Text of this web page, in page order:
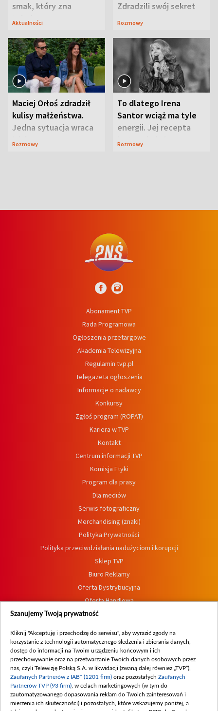
smak, który zna
Lubelszczyzna
Aktualności
Zdradzili swój sekret
Rozmowy
Maciej Orłoś zdradził
kulisy małżeństwa.
Jedna sytuacja wraca
jak bumerang
Rozmowy
To dlatego Irena
Santor wciąż ma tyle
energii. Jej recepta
jest zaskakująco
Rozmowy
Abonament TVP
Rada Programowa
Ogłoszenia przetargowe
Akademia Telewizyjna
Regulamin tvp.pl
Telegazeta ogłoszenia
Informacje o nadawcy
Konkursy
Zgłoś program (ROPAT)
Kariera w TVP
Kontakt
Centrum informacji TVP
Komisja Etyki
Program dla prasy
Dla mediów
Serwis fotograficzny
Merchandising (znaki)
Polityka Prywatności
Polityka przeciwdziałania nadużyciom i korupcji
Sklep TVP
Biuro Reklamy
Oferta Dystrybucyjna
Oferta Handlowa
Dostępność
Procedura zgłoszeń wewnętrznych
Szanujemy Twoją prywatność
Kliknij "Akceptuję i przechodzę do serwisu", aby wyrazić zgody na
korzystanie z technologii automatycznego śledzenia i zbierania danych,
dostęp do informacji na Twoim urządzeniu końcowym i ich
przechowywanie oraz na przetwarzanie Twoich danych osobowych przez
nas, czyli Telewizję Polską S.A. w likwidacji (zwaną dalej również „TVP”),
Zaufanych Partnerów z IAB* (1201 firm) oraz pozostałych Zaufanych
Partnerów TVP (93 firm) , w celach marketingowych (w tym do
zautomatyzowanego dopasowania reklam do Twoich zainteresowań i
mierzenia ich skuteczności) i pozostałych, które wskazujemy poniżej, a